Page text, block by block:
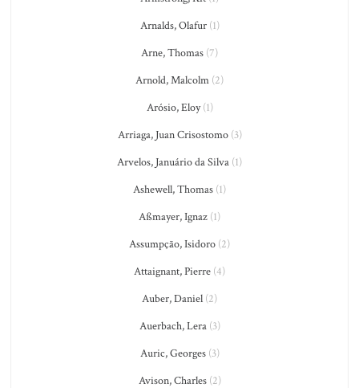
Arnalds, Olafur(1)
Arne, Thomas (7)
Arnold, Malcolm (2)
Arósio, Eloy(1)
Arriaga, Juan Crisostomo(3)
Arvelos, Januário da Silva (1)
Ashewell, Thomas (1)
Aßmayer, Ignaz (1)
Assumpção, Isidoro (2)
Attaignant, Pierre (4)
Auber, Daniel (2)
Auerbach, Lera(3)
Auric, Georges(3)
Avison, Charles(2)